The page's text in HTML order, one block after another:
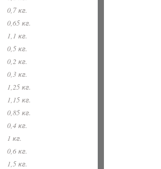
0,7 кг.
0,65 кг.
1,1 кг.
0,5 кг.
0,2 кг.
0,3 кг.
1,25 кг.
1,15 кг.
0,85 кг.
0,4 кг.
1 кг.
0,6 кг.
1,5 кг.